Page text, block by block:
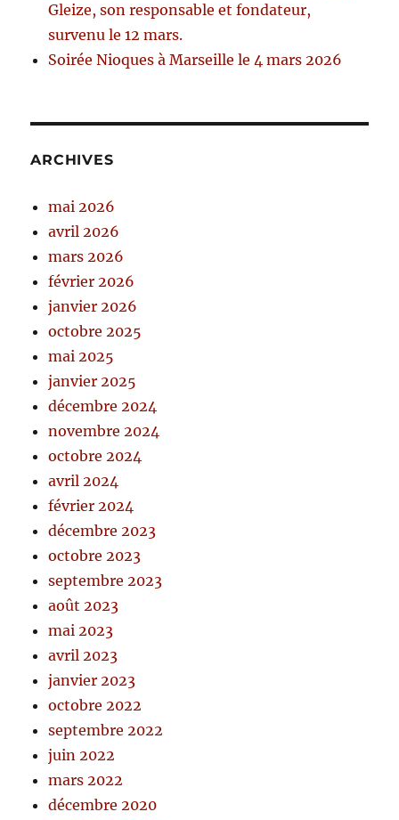
Gleize, son responsable et fondateur,
survenu le 12 mars.
Soirée Nioques à Marseille le 4 mars 2026
ARCHIVES
mai 2026
avril 2026
mars 2026
février 2026
janvier 2026
octobre 2025
mai 2025
janvier 2025
décembre 2024
novembre 2024
octobre 2024
avril 2024
février 2024
décembre 2023
octobre 2023
septembre 2023
août 2023
mai 2023
avril 2023
janvier 2023
octobre 2022
septembre 2022
juin 2022
mars 2022
décembre 2020